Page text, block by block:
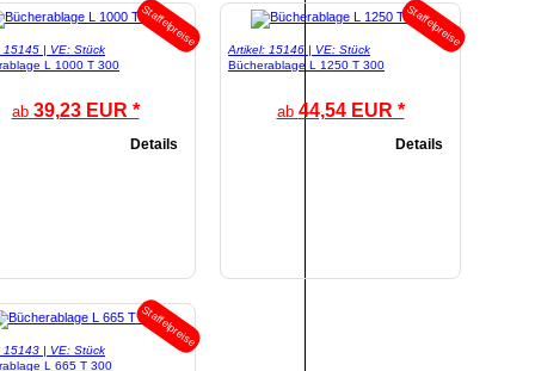
Staffelpreise
15145 | VE: Stück
L 1000 T 300
ab 39,23 EUR *
Details
Staffelpreise
Artikel: 15146 | VE: Stück
Bücherablage L 1250 T 300
ab 44,54 EUR *
Details
Staffelpreise
15143 | VE: Stück
L 665 T 300